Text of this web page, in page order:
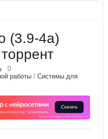
(3.9-4a)
0
работы / Системы для